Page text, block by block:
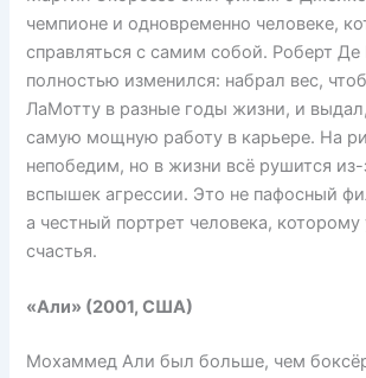
чемпионе и одновременно человеке,
справляться с самим собой. Роберт
полностью изменился: набрал вес,
ЛаМотту в разные годы жизни, и
самую мощную работу в карьере. На
непобедим, но в жизни всё рушится из-
вспышек агрессии. Это не пафосный
а честный портрет человека, которому
счастья.
«Али» (2001, США)
Мохаммед Али был больше, чем